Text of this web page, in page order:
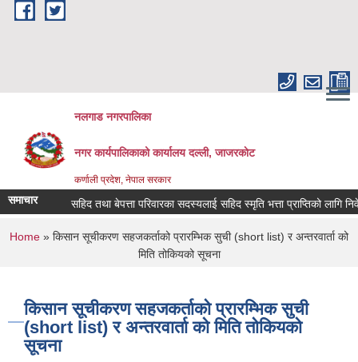
Skip to main content
नलगाड नगरपालिका
नगर कार्यपालिकाको कार्यालय दल्ली, जाजरकाेट
कर्णाली प्रदेश, नेपाल सरकार
समाचार सहिद तथा बेपत्ता परिवारका सदस्यलाई सहिद स्मृति भत्ता प्राप्तिको लागि निवेदन
You are here
Home » किसान सूचीकरण सहजकर्ताको प्रारम्भिक सुची (short list) र अन्तरवार्ता को
मिति तोकियको सूचना
किसान सूचीकरण सहजकर्ताको प्रारम्भिक सुची
(short list) र अन्तरवार्ता को मिति तोकियको
सूचना